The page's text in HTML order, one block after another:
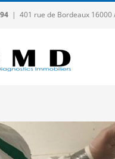
| 401 rue de Bordeaux 16000